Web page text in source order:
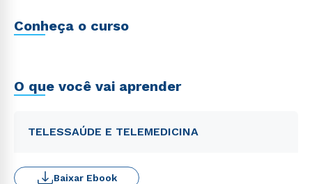
Conheça o curso
O que você vai aprender
TELESSAÚDE E TELEMEDICINA
Baixar Ebook